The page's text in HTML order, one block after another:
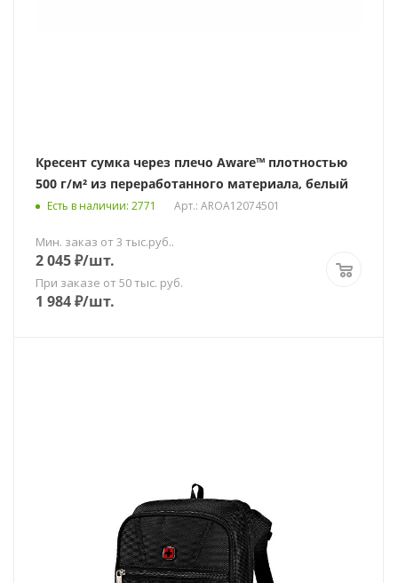
Кресент сумка через плечо Aware™ плотностью
500 г/м² из переработанного материала, белый
Есть в наличии: 2771 Арт.: AROA12074501
Мин. заказ от 3 тыс.руб..
2 045₽/шт.
При заказе от 50 тыс. руб.
1 984₽/шт.